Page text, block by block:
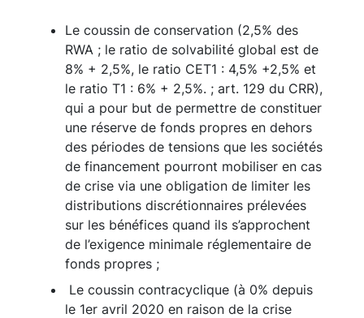
Le coussin de conservation (2,5% des
RWA ; le ratio de solvabilité global est de
8% + 2,5%, le ratio CET1 : 4,5% +2,5% et
le ratio T1 : 6% + 2,5%. ; art. 129 du CRR),
qui a pour but de permettre de constituer
une réserve de fonds propres en dehors
des périodes de tensions que les sociétés
de financement pourront mobiliser en cas
de crise via une obligation de limiter les
distributions discrétionnaires prélevées
sur les bénéfices quand ils s’approchent
de l’exigence minimale réglementaire de
fonds propres ;
Le coussin contracyclique (à 0% depuis
le 1er avril 2020 en raison de la crise